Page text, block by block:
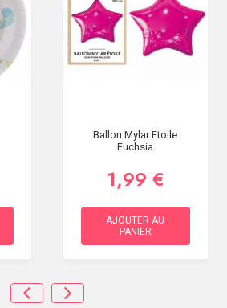
Ballon Mylar Etoile
Fuchsia
1,99 €
AJOUTER AU
PANIER